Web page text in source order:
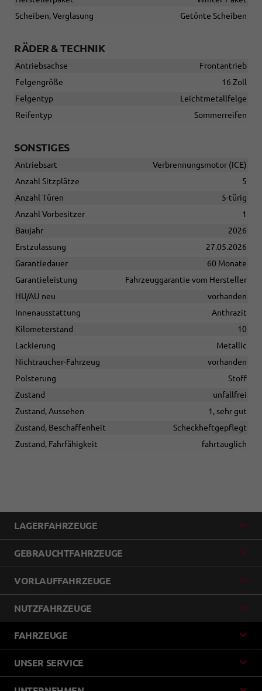
Scheiben, Verglasung
Getönte Scheiben
RÄDER & TECHNIK
Antriebsachse
Frontantrieb
Felgengröße
16 Zoll
Felgentyp
Leichtmetallfelge
Reifentyp
Sommerreifen
SONSTIGES
Antriebsart
Verbrennungsmotor (ICE)
Anzahl Sitzplätze
5
Anzahl Türen
5-türig
Anzahl Vorbesitzer
1
Baujahr
2026
Erstzulassung
27.05.2026
Garantiedauer
60 Monate
Garantieleistung
Fahrzeuggarantie vom Hersteller
HU/AU neu
vorhanden
Innenausstattung
Anthrazit
Kilometerstand
10
Lackierung
Metallic
Nichtraucher-Fahrzeug
vorhanden
Polsterung
Stoff
Zustand
unfallfrei
Zustand, Aussehen
1, sehr gut
Zustand, Beschaffenheit
Scheckheftgepflegt
Zustand, Fahrfähigkeit
fahrtauglich
LAGERFAHRZEUGE
GEBRAUCHTFAHRZEUGE
VORLAUFFAHRZEUGE
NUTZFAHRZEUGE
FAHRZEUGE
UNSER SERVICE